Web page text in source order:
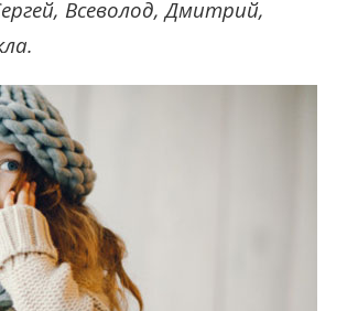
Всеволод, Дмитрий,